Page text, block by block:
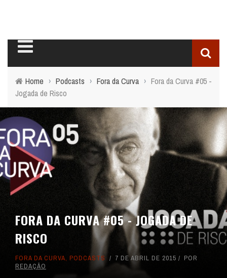
Home › Podcasts › Fora da Curva › Fora da Curva #05 -
Jogada de Risco
FORA DA CURVA #05 - JOGADA DE
RISCO
FORA DA CURVA, PODCASTS 7 DE ABRIL DE 2015
POR
REDAÇÃO